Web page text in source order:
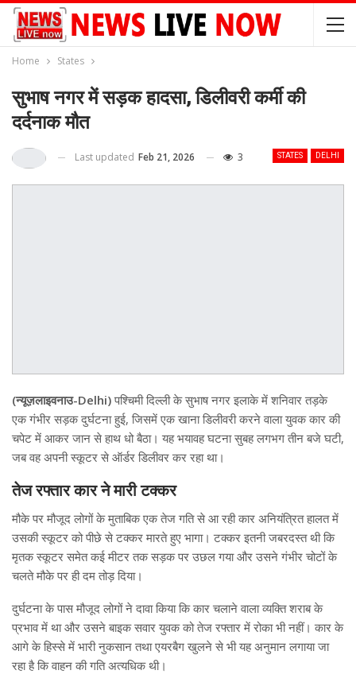
Home States
सुभाष नगर में सड़क हादसा, डिलीवरी कर्मी की
दर्दनाक मौत
STATES DELHI
Last updated Feb 21, 2026 3
(न्यूज़लाइवनाउ-Delhi)पश्चिमी दिल्ली के सुभाष नगर इलाके में शनिवार तड़के
एक गंभीर सड़क दुर्घटना हुई, जिसमें एक खाना डिलीवरी करने वाला युवक कार की
चपेट में आकर जान से हाथ धो बैठा। यह भयावह घटना सुबह लगभग तीन बजे घटी,
जब वह अपनी स्कूटर से ऑर्डर डिलीवर कर रहा था।
तेज रफ्तार कार ने मारी टक्कर
मौके पर मौजूद लोगों के मुताबिक एक तेज गति से आ रही कार अनियंत्रित हालत में
उसकी स्कूटर को पीछे से टक्कर मारते हुए भागा। टक्कर इतनी जबरदस्त थी कि
मृतक स्कूटर समेत कई मीटर तक सड़क पर उछल गया और उसने गंभीर चोटों के
चलते मौके पर ही दम तोड़ दिया।
दुर्घटना के पास मौजूद लोगों ने दावा किया कि कार चलाने वाला व्यक्ति शराब के
प्रभाव में था और उसने बाइक सवार युवक को तेज रफ्तार में रोका भी नहीं। कार के
आगे के हिस्से में भारी नुकसान तथा एयरबैग खुलने से भी यह अनुमान लगाया जा
रहा है कि वाहन की गति अत्यधिक थी।